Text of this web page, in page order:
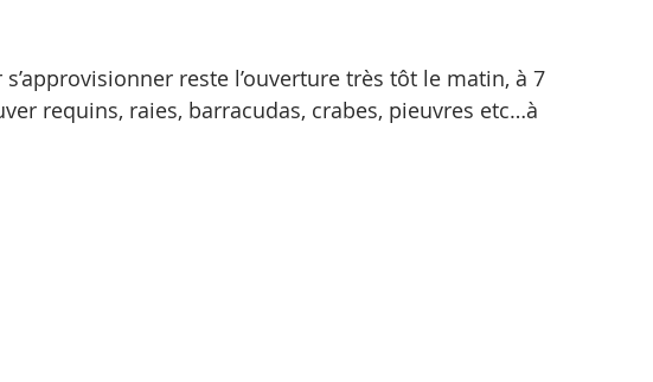
reste l’ouverture très tôt le matin, à 7
requins, raies, barracudas, crabes, pieuvres etc…à